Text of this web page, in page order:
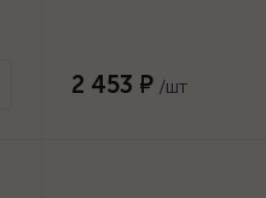
2 453 ₽ /шт